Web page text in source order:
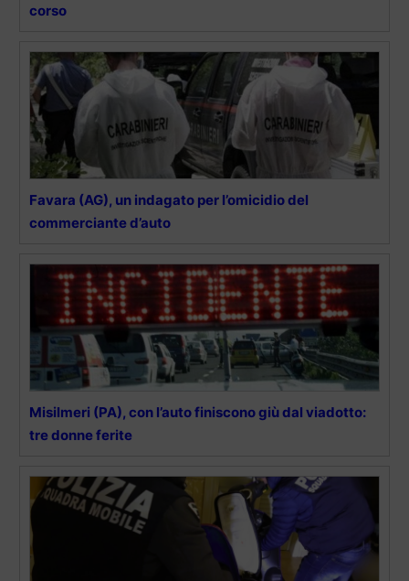
corso
Favara (AG), un indagato per l’omicidio del
commerciante d’auto
Misilmeri (PA), con l’auto finiscono giù dal viadotto:
tre donne ferite